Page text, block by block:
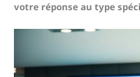
votre réponse au type